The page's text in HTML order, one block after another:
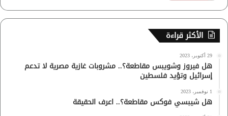
الأكثر قراءة
29 أكتوبر، 2023
هل فيروز وشويبس مقاطعة؟.. مشروبات غازية مصرية لا تدعم
إسرائيل وتؤيد فلسطين
1 نوفمبر، 2023
هل شيبسي فوكس مقاطعة؟.. اعرف الحقيقة